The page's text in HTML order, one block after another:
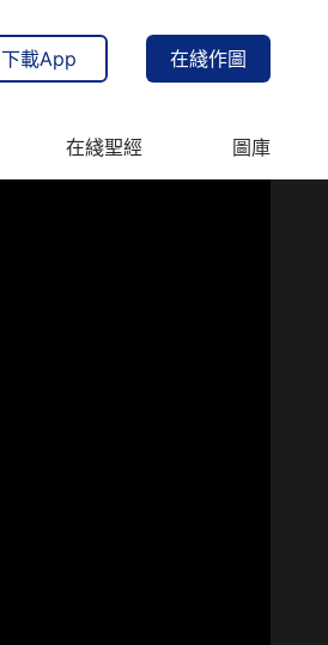
下載App 在綫作圖
在綫聖經 圖庫